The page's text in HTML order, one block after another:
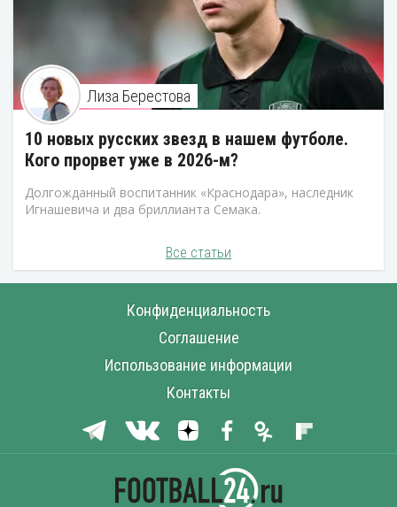
Лиза Берестова
10 новых русских звезд в нашем футболе.
Кого прорвет уже в 2026-м?
Долгожданный воспитанник «Краснодара», наследник
Игнашевича и два бриллианта Семака.
Все статьи
Конфиденциальность
Соглашение
Использование информации
Контакты